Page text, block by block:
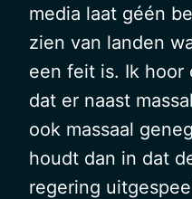
media laat géén
zien van landen
een feit is. Ik hoor
dat er naast
ook massaal
houdt dan in dat
regering